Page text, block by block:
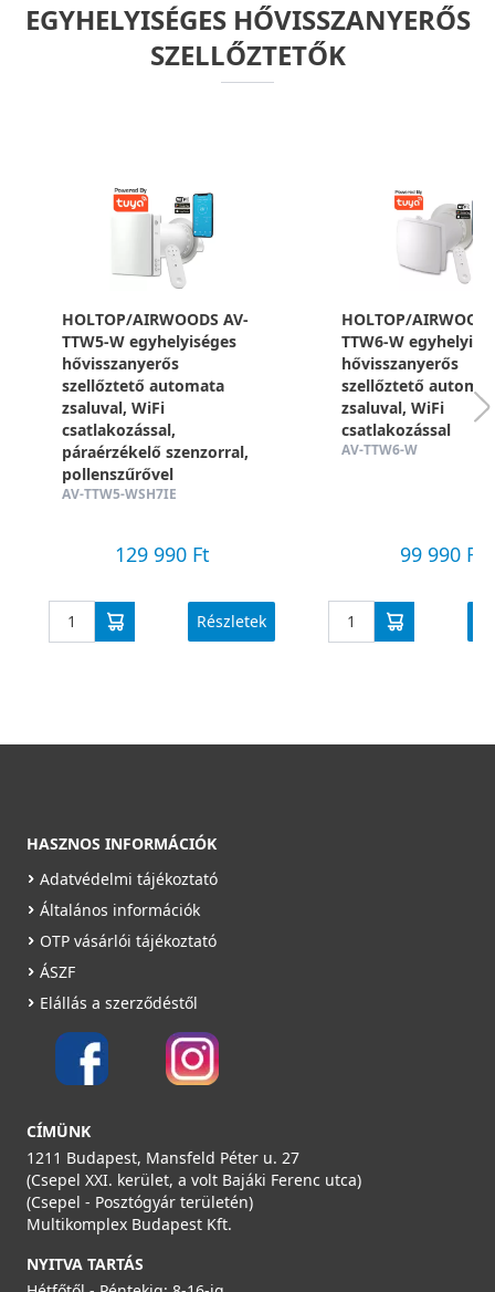
EGYHELYISÉGES HŐVISSZANYERŐS
SZELLŐZTETŐK
HOLTOP/AIRWOODS AV-
TTW5-W egyhelyiséges
hővisszanyerős
szellőztető automata
zsaluval, WiFi
csatlakozással,
páraérzékelő szenzorral,
pollenszűrővel
AV-TTW5-WSH7IE
129 990 Ft
Részletek
HOLTOP/
TTW6-W
hővisszanyerős
szellőztető
zsaluval, WiFi
csatlakozással
AV-TTW6-W
99 990 Ft
HASZNOS INFORMÁCIÓK
Adatvédelmi tájékoztató
Általános információk
OTP vásárlói tájékoztató
ÁSZF
Elállás a szerződéstől
CÍMÜNK
1211 Budapest, Mansfeld Péter u. 27
(Csepel XXI. kerület, a volt Bajáki Ferenc utca)
(Csepel - Posztógyár területén)
Multikomplex Budapest Kft.
NYITVA TARTÁS